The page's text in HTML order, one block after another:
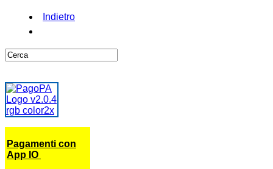
Indietro
Pagamenti con
App IO